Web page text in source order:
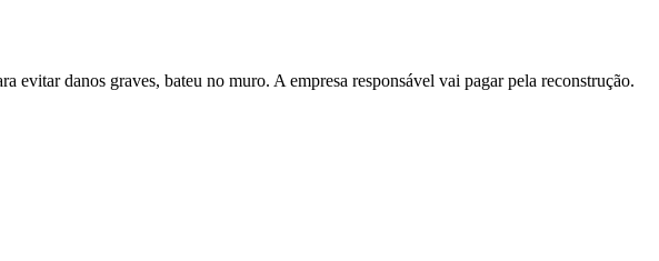
danos graves, bateu no muro. A empresa responsável vai pagar pela reconstrução.